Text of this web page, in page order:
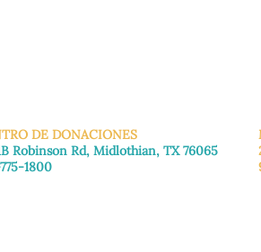
DE DONACIONES
Robinson Rd, Midlothian, TX 76065
1800